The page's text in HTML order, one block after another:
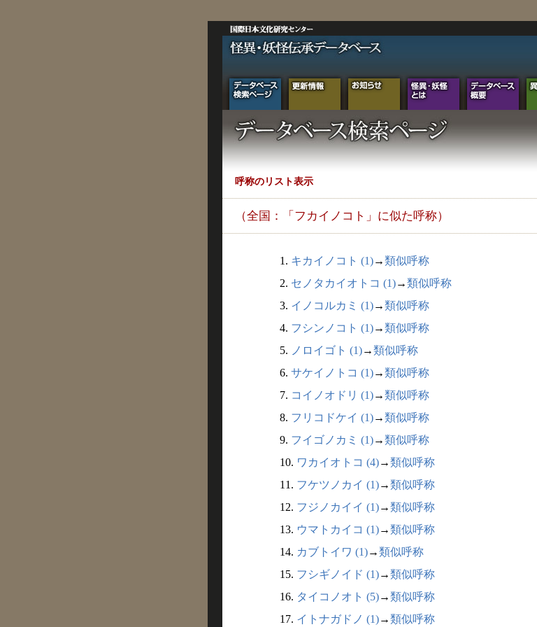
呼称のリスト表示
（全国：「フカイノコト」に似た呼称）
1. キカイノコト (1)→類似呼称
2. セノタカイオトコ (1)→類似呼称
3. イノコルカミ (1)→類似呼称
4. フシンノコト (1)→類似呼称
5. ノロイゴト (1)→類似呼称
6. サケイノトコ (1)→類似呼称
7. コイノオドリ (1)→類似呼称
8. フリコドケイ (1)→類似呼称
9. フイゴノカミ (1)→類似呼称
10. ワカイオトコ (4)→類似呼称
11. フケツノカイ (1)→類似呼称
12. フジノカイイ (1)→類似呼称
13. ウマトカイコ (1)→類似呼称
14. カブトイワ (1)→類似呼称
15. フシギノイド (1)→類似呼称
16. タイコノオト (5)→類似呼称
17. イトナガドノ (1)→類似呼称